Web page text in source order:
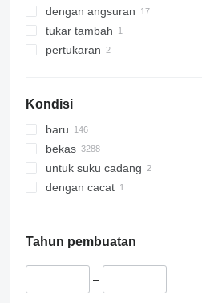
dengan angsuran
tukar tambah
pertukaran
Kondisi
baru
bekas
untuk suku cadang
dengan cacat
Tahun pembuatan
–